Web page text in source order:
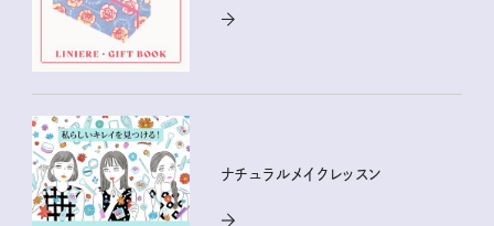
ナチュラルメイクレッスン